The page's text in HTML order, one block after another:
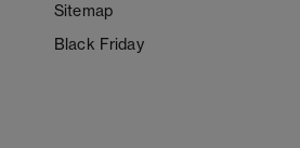
Sitemap
Black Friday